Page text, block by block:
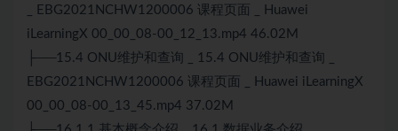
_ EBG2021NCHW1200006 课程页面 _ Huawei
iLearningX 00_00_08-00_12_13.mp4 46.02M
├──15.4 ONU维护和查询 _ 15.4 ONU维护和查询 _
EBG2021NCHW1200006 课程页面 _ Huawei iLearningX
00_00_08-00_13_45.mp4 37.02M